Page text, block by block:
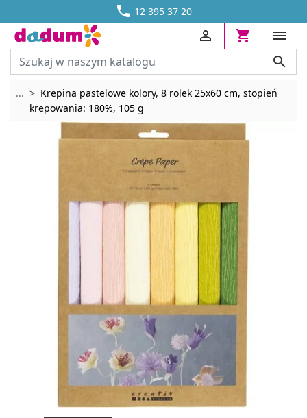
 12 395 37 20
DOSTAWA OD 13,70 ZŁ





... Rozwiń breadcrumbs
Krepina pastelowe kolory, 8 rolek 25x60 cm, stopień
krepowania: 180%, 105 g